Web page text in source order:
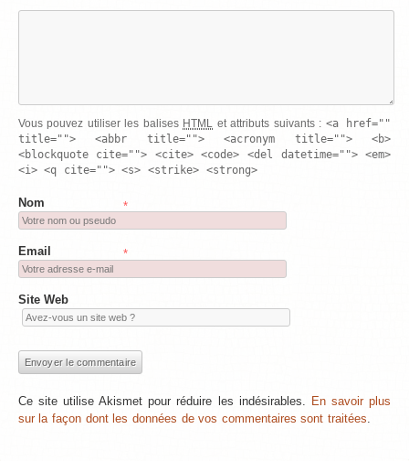
Vous pouvez utiliser les balises HTML et attributs suivants : <a href=""
title=""> <abbr title=""> <acronym title=""> <b>
<blockquote cite=""> <cite> <code> <del datetime=""> <em>
<i> <q cite=""> <s> <strike> <strong>
Nom *
Email *
Site Web
Ce site utilise Akismet pour réduire les indésirables. En savoir plus
sur la façon dont les données de vos commentaires sont traitées